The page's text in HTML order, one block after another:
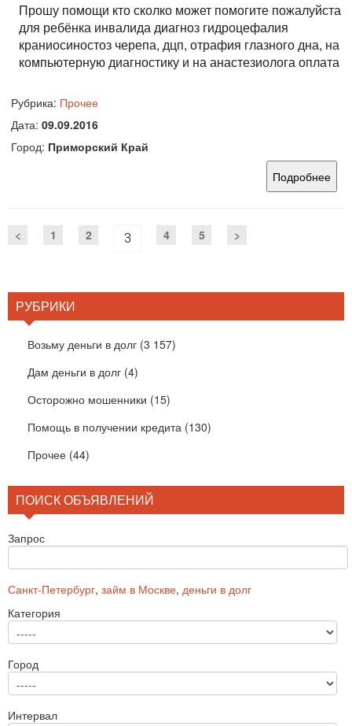
Прошу помощи кто сколко может помогите пожалуйста
для ребёнка инвалида диагноз гидроцефалия
краниосиностоз черепа, дцп, отрафия глазного дна, на
компьютерную диагностику и на анастезиолога оплата
Рубрика: Прочее
Дата: 09.09.2016
Город: Приморский Край
Подробнее
< 1 2 3 4 5 >
РУБРИКИ
Возьму деньги в долг (3 157)
Дам деньги в долг (4)
Осторожно мошенники (15)
Помощь в получении кредита (130)
Прочее (44)
ПОИСК ОБЪЯВЛЕНИЙ
Запрос
Санкт-Петербург, займ в Москве, деньги в долг
Категория
Город
Интервал